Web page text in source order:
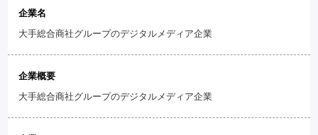
企業名
大手総合商社グループのデジタルメディア企業
企業概要
大手総合商社グループのデジタルメディア企業